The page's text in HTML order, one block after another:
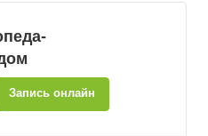
Запись онлайн